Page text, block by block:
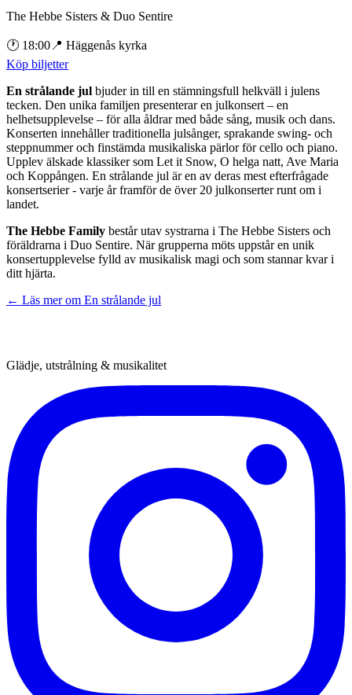
The Hebbe Sisters & Duo Sentire
🕐 18:00 📍 Häggenås kyrka
Köp biljetter
En strålande jul bjuder in till en stämningsfull helkväll i julens
tecken. Den unika familjen presenterar en julkonsert – en
helhetsupplevelse – för alla åldrar med både sång, musik och dans.
Konserten innehåller traditionella julsånger, sprakande swing- och
steppnummer och finstämda musikaliska pärlor för cello och piano.
Upplev älskade klassiker som Let it Snow, O helga natt, Ave Maria
och Koppången. En strålande jul är en av deras mest efterfrågade
konsertserier - varje år framför de över 20 julkonserter runt om i
landet.
The Hebbe Family består utav systrarna i The Hebbe Sisters och
föräldrarna i Duo Sentire. När grupperna möts uppstår en unik
konsertupplevelse fylld av musikalisk magi och som stannar kvar i
ditt hjärta.
← Läs mer om En strålande jul
Glädje, utstrålning & musikalitet